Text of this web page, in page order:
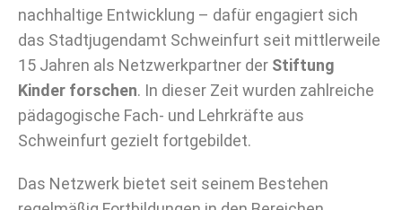
nachhaltige Entwicklung – dafür engagiert sich
das Stadtjugendamt Schweinfurt seit mittlerweile
15 Jahren als Netzwerkpartner der Stiftung
Kinder forschen. In dieser Zeit wurden zahlreiche
pädagogische Fach- und Lehrkräfte aus
Schweinfurt gezielt fortgebildet.
Das Netzwerk bietet seit seinem Bestehen